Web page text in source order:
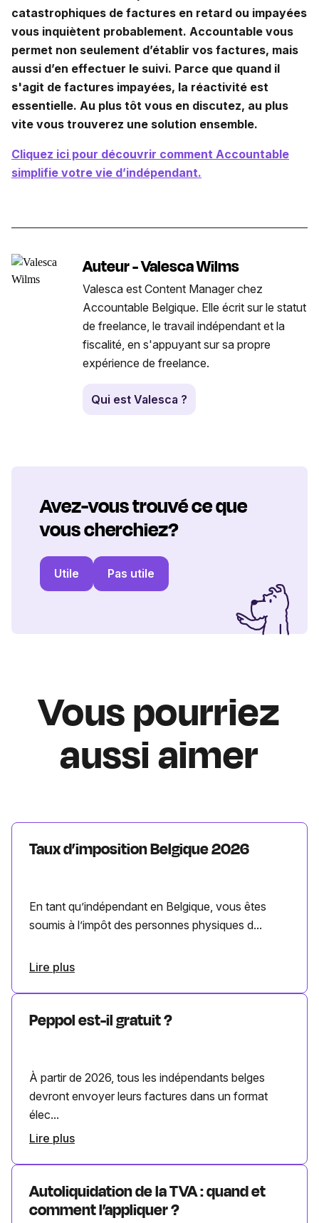
catastrophiques de factures en retard ou impayées
vous inquiètent probablement. Accountable vous
permet non seulement d’établir vos factures, mais
aussi d’en effectuer le suivi. Parce que quand il
s'agit de factures impayées, la réactivité est
essentielle. Au plus tôt vous en discutez, au plus
vite vous trouverez une solution ensemble.
Cliquez ici pour découvrir comment Accountable
simplifie votre vie d’indépendant.
Auteur - Valesca Wilms
Valesca est Content Manager chez
Accountable Belgique. Elle écrit sur le statut
de freelance, le travail indépendant et la
fiscalité, en s'appuyant sur sa propre
expérience de freelance.
Qui est Valesca ?
Avez-vous trouvé ce que
vous cherchiez?
Utile Pas utile
Vous pourriez
aussi aimer
Taux d’imposition Belgique 2026
En tant qu’indépendant en Belgique, vous êtes
soumis à l’impôt des personnes physiques d...
Lire plus
Peppol est-il gratuit ?
À partir de 2026, tous les indépendants belges
devront envoyer leurs factures dans un format
élec...
Lire plus
Autoliquidation de la TVA : quand et
comment l’appliquer ?